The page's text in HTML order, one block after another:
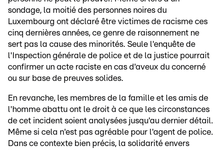
sondage, la moitié des personnes noires du
Luxembourg ont déclaré être victimes de racisme ces
cinq dernières années, ce genre de raisonnement ne
sert pas la cause des minorités. Seule l'enquête de
l'Inspection générale de police et de la justice pourrait
confirmer un acte raciste en cas d'aveux du concerné
ou sur base de preuves solides.
En revanche, les membres de la famille et les amis de
l'homme abattu ont le droit à ce que les circonstances
de cet incident soient analysées jusqu'au dernier détail.
Même si cela n'est pas agréable pour l'agent de police.
Dans ce contexte bien précis, la solidarité envers